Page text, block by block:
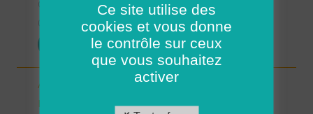
05/03/2026
Aide à domicile - CDD été - Plouarzel/Lampaul-
Plouarzel/Ploumoguer (H/F)
Ce site utilise des
cookies et vous donne
le contrôle sur ceux
que vous souhaitez
activer